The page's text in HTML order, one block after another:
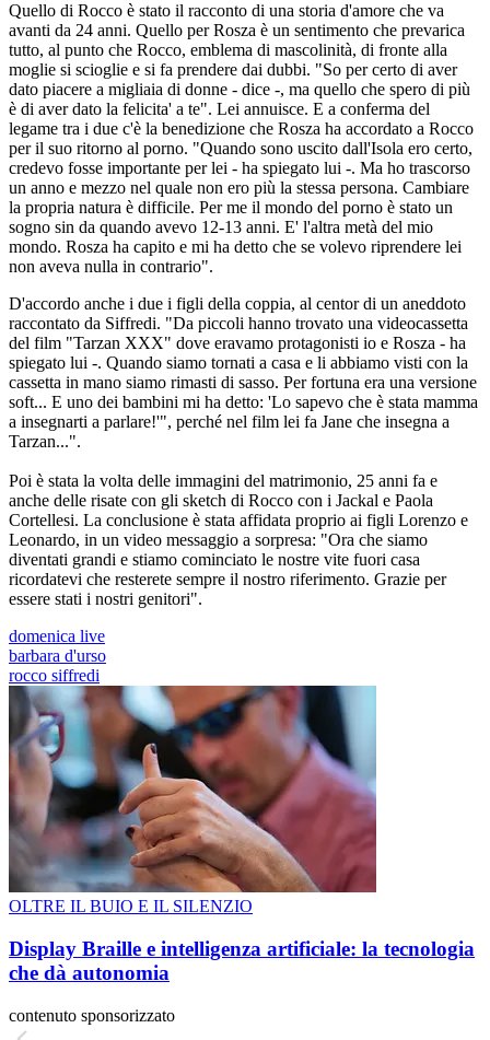
Quello di Rocco è stato il racconto di una storia d'amore che va
avanti da 24 anni. Quello per Rosza è un sentimento che prevarica
tutto, al punto che Rocco, emblema di mascolinità, di fronte alla
moglie si scioglie e si fa prendere dai dubbi. "So per certo di aver
dato piacere a migliaia di donne - dice -, ma quello che spero di più
è di aver dato la felicita' a te". Lei annuisce. E a conferma del
legame tra i due c'è la benedizione che Rosza ha accordato a Rocco
per il suo ritorno al porno. "Quando sono uscito dall'Isola ero certo,
credevo fosse importante per lei - ha spiegato lui -. Ma ho trascorso
un anno e mezzo nel quale non ero più la stessa persona. Cambiare
la propria natura è difficile. Per me il mondo del porno è stato un
sogno sin da quando avevo 12-13 anni. E' l'altra metà del mio
mondo. Rosza ha capito e mi ha detto che se volevo riprendere lei
non aveva nulla in contrario".
D'accordo anche i due i figli della coppia, al centor di un aneddoto
raccontato da Siffredi. "Da piccoli hanno trovato una videocassetta
del film "Tarzan XXX" dove eravamo protagonisti io e Rosza - ha
spiegato lui -. Quando siamo tornati a casa e li abbiamo visti con la
cassetta in mano siamo rimasti di sasso. Per fortuna era una versione
soft... E uno dei bambini mi ha detto: 'Lo sapevo che è stata mamma
a insegnarti a parlare!'", perché nel film lei fa Jane che insegna a
Tarzan...".
Poi è stata la volta delle immagini del matrimonio, 25 anni fa e
anche delle risate con gli sketch di Rocco con i Jackal e Paola
Cortellesi. La conclusione è stata affidata proprio ai figli Lorenzo e
Leonardo, in un video messaggio a sorpresa: "Ora che siamo
diventati grandi e stiamo cominciato le nostre vite fuori casa
ricordatevi che resterete sempre il nostro riferimento. Grazie per
essere stati i nostri genitori".
domenica live
barbara d'urso
rocco siffredi
OLTRE IL BUIO E IL SILENZIO
Display Braille e intelligenza artificiale: la tecnologia
che dà autonomia
contenuto sponsorizzato